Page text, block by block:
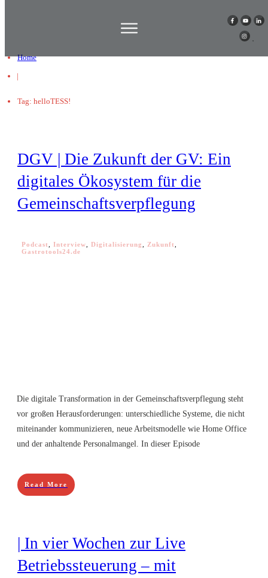
Home
|
Tag: helloTESS!
DGV | Die Zukunft der GV: Ein
digitales Ökosystem für die
Gemeinschaftsverpflegung
Podcast Interview Digitalisierung Zukunft
Gastrotools24.de
Die digitale Transformation in der Gemeinschaftsverpflegung steht
vor großen Herausforderungen: unterschiedliche Systeme, die nicht
miteinander kommunizieren, neue Arbeitsmodelle wie Home Office
und der anhaltende Personalmangel. In dieser Episode
Read More
| In vier Wochen zur Live
Betriebssteuerung – mit